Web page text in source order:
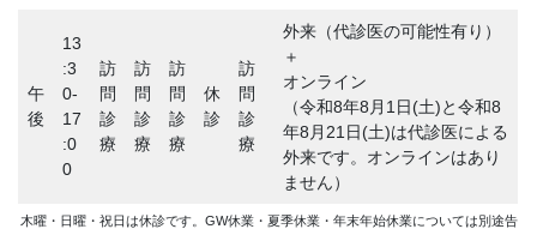
午
後
13
:3
0-
17
:0
0
訪
問
診
療
訪
問
診
療
訪
問
診
療
休
診
訪
問
診
療
外来（代診医の可能性有り）
＋
オンライン
（令和8年8月1日(土)と令和8
年8月21日(土)は代診医による
外来です。オンラインはあり
ません）
木曜・日曜・祝日は休診です。GW休業・夏季休業・年末年始休業については別途告